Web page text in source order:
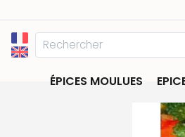
ÉPICES MOULUES